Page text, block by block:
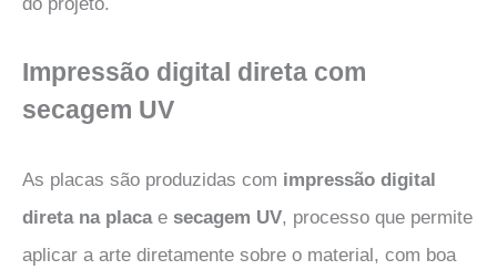
Impressão digital direta com
secagem UV
As placas são produzidas com impressão digital
direta na placae secagem UV, processo que permite
aplicar a arte diretamente sobre o material, com boa